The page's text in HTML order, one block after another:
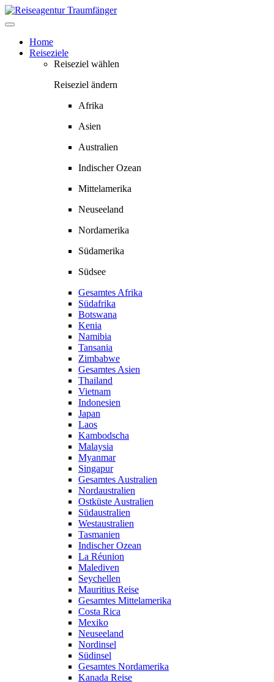
Springe
zum
Home
Reiseziele
Reiseziel wählen
Reiseziel ändern
Afrika
Asien
Australien
Indischer Ozean
Mittelamerika
Neuseeland
Nordamerika
Südamerika
Südsee
Gesamtes Afrika
Südafrika
Botswana
Kenia
Namibia
Tansania
Zimbabwe
Gesamtes Asien
Thailand
Vietnam
Indonesien
Japan
Laos
Kambodscha
Malaysia
Myanmar
Singapur
Gesamtes Australien
Nordaustralien
Ostküste Australien
Südaustralien
Westaustralien
Tasmanien
Indischer Ozean
La Réunion
Malediven
Seychellen
Mauritius Reise
Gesamtes Mittelamerika
Costa Rica
Mexiko
Neuseeland
Nordinsel
Südinsel
Gesamtes Nordamerika
Kanada Reise